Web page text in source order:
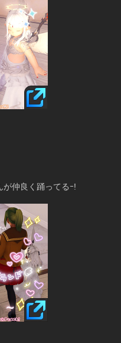
が仲良く踊ってるｰ!